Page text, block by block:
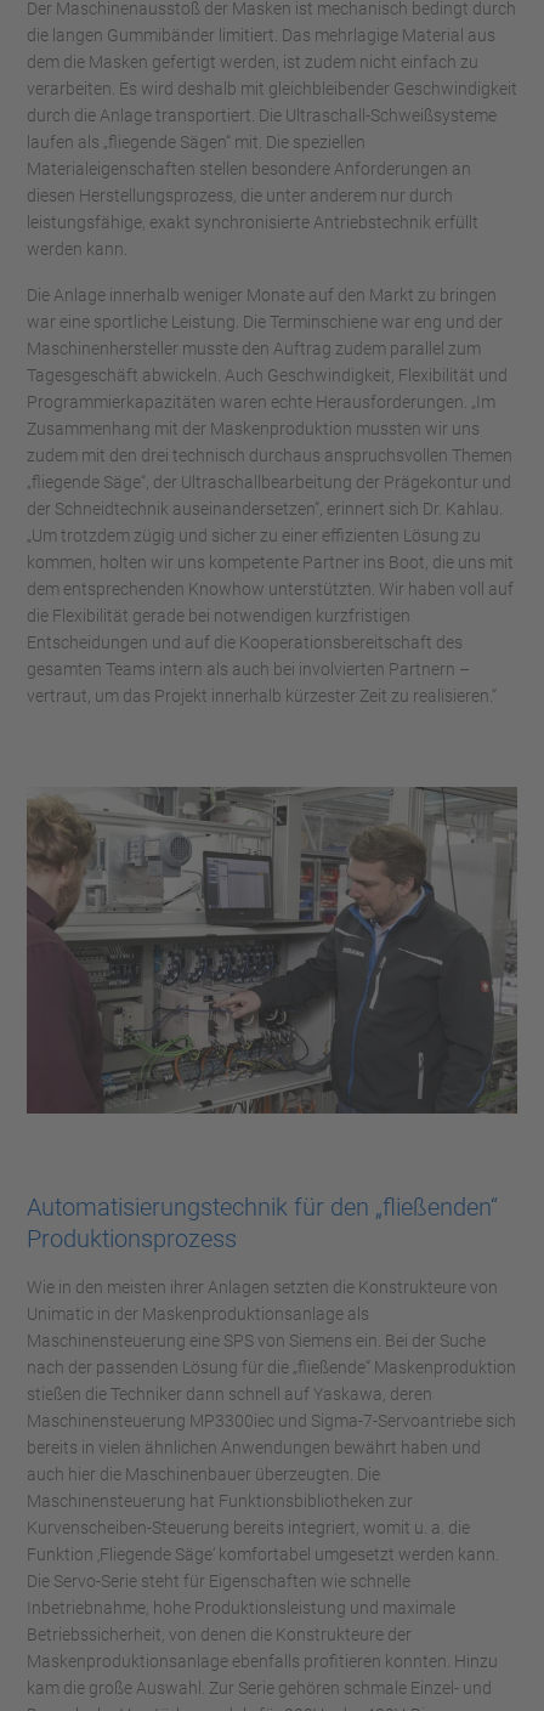
Der Maschinenausstoß der Masken ist mechanisch bedingt durch
die langen Gummibänder limitiert. Das mehrlagige Material aus
dem die Masken gefertigt werden, ist zudem nicht einfach zu
verarbeiten. Es wird deshalb mit gleichbleibender Geschwindigkeit
durch die Anlage transportiert. Die Ultraschall-Schweißsysteme
laufen als „fliegende Sägen“ mit. Die speziellen
Materialeigenschaften stellen besondere Anforderungen an
diesen Herstellungsprozess, die unter anderem nur durch
leistungsfähige, exakt synchronisierte Antriebstechnik erfüllt
werden kann.
Die Anlage innerhalb weniger Monate auf den Markt zu bringen
war eine sportliche Leistung. Die Terminschiene war eng und der
Maschinenhersteller musste den Auftrag zudem parallel zum
Tagesgeschäft abwickeln. Auch Geschwindigkeit, Flexibilität und
Programmierkapazitäten waren echte Herausforderungen. „Im
Zusammenhang mit der Maskenproduktion mussten wir uns
zudem mit den drei technisch durchaus anspruchsvollen Themen
„fliegende Säge“, der Ultraschallbearbeitung der Prägekontur und
der Schneidtechnik auseinandersetzen“, erinnert sich Dr. Kahlau.
„Um trotzdem zügig und sicher zu einer effizienten Lösung zu
kommen, holten wir uns kompetente Partner ins Boot, die uns mit
dem entsprechenden Knowhow unterstützten. Wir haben voll auf
die Flexibilität gerade bei notwendigen kurzfristigen
Entscheidungen und auf die Kooperationsbereitschaft des
gesamten Teams intern als auch bei involvierten Partnern –
vertraut, um das Projekt innerhalb kürzester Zeit zu realisieren.“
Automatisierungstechnik für den „fließenden“
Produktionsprozess
Wie in den meisten ihrer Anlagen setzten die Konstrukteure von
Unimatic in der Maskenproduktionsanlage als
Maschinensteuerung eine SPS von Siemens ein. Bei der Suche
nach der passenden Lösung für die „fließende“ Maskenproduktion
stießen die Techniker dann schnell auf Yaskawa, deren
Maschinensteuerung MP3300iec und Sigma-7-Servoantriebe sich
bereits in vielen ähnlichen Anwendungen bewährt haben und
auch hier die Maschinenbauer überzeugten. Die
Maschinensteuerung hat Funktionsbibliotheken zur
Kurvenscheiben-Steuerung bereits integriert, womit u. a. die
Funktion ‚Fliegende Säge‘ komfortabel umgesetzt werden kann.
Die Servo-Serie steht für Eigenschaften wie schnelle
Inbetriebnahme, hohe Produktionsleistung und maximale
Betriebssicherheit, von denen die Konstrukteure der
Maskenproduktionsanlage ebenfalls profitieren konnten. Hinzu
kam die große Auswahl. Zur Serie gehören schmale Einzel- und